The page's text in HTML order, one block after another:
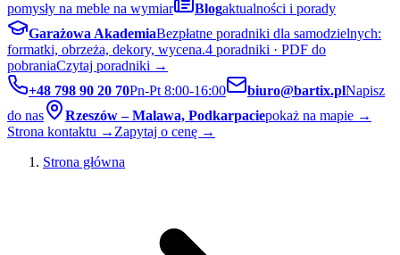
pomysły na meble na wymiar
Blogaktualności i porady
Garażowa AkademiaBezpłatne poradniki dla samodzielnych:
formatki, obrzeża, dekory, wycena.4 poradniki · PDF do
pobraniaCzytaj poradniki →
+48 798 90 20 70Pn-Pt 8:00-16:00 biuro@bartix.plNapisz
do nas
Rzeszów – Malawa, Podkarpaciepokaż na mapie →
Strona kontaktu → Zapytaj o cenę →
Strona główna